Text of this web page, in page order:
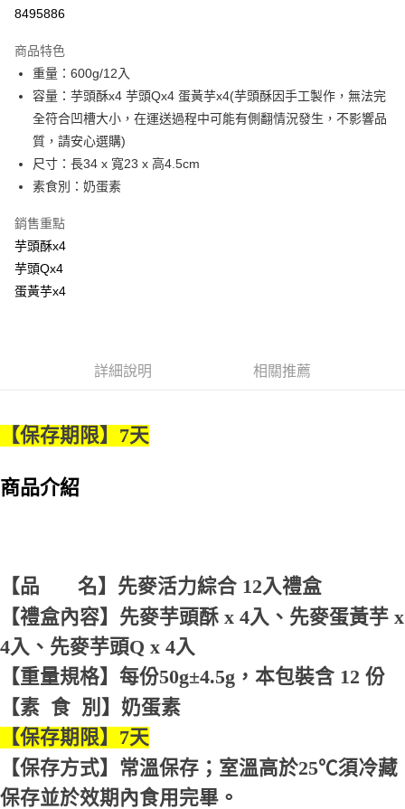
Google Pay
全盈+PAY
大哥付你分期
相關說明
【大哥付你分期使用說明】
1.本服務由台灣大哥大提供，台灣大哥大用戶可立即使用無須另外申請。
流程，驗證手機門號後，選擇欲分期的期數、繳款截止日，確認付款後即完
成交易。
3.實際核准額度、可分期數及費用金額請依後續交易確認頁面所載為準。
4.訂單成立30分鐘內，如未前往確認交易或遇審核未通過，訂單將自動取
消。如遇「轉專審核」未通過狀況，表示未達大哥付你分期系統評分，恕無
法說明評估內容。
2.透過簡訊連結打開帳單後，可選擇「超商條碼／台灣大直營門市／銀行轉
帳／街口支付／iPASS MONEY」等通路繳費。
1.本服務係由「台灣大哥大股份有限公司」（以下簡稱本公司）所提供，讓
用戶於交易時，得透過本服務購買商品或服務，並由商店將買賣／分期付款
2.基於同意付款使用「大哥付你分期」之契約關係目的，商店將以您的個人
資料（包含姓名、電話或地址）提供予台灣大哥大進項蒐集、處理及利用，
AFTEE先享後付
【關於「AFTEE先享後付」】
AFTEE先享後付是「在收到商品之後才付款」的支付方式。 讓您購物簡單
１．簡單：不需註冊會員、不需綁卡、不需儲值。
２．便利：只要手機號碼，簡訊認證，即可結帳。
結帳頁面，進行簡訊認證並確認金額後，即可完成結帳。
※ 請注意：結帳手續完成當下不需立刻繳費，但若您需要取消訂單，請聯絡
※ 交易是否成功請以「AFTEE先享後付 」之結帳頁面顯示為準，若有關於
是否繳費成功／繳費後需取消欲退款等相關疑問，請聯繫「AFTEE先享後付
易，需依本服務之必要範圍內提供個人資料，並將交易相關給付款項請求債
權轉讓予恩沛科技股份有限公司。
２．關於個人資料處理事宜，請瀏覽以下網址：
３．未成年的使用者請事先徵得法定代理人或監護人之同意方可使用
「AFTEE先享後付」，若未經同意申辦者引起之損失，本公司不負相關責
任。
４．使用「AFTEE先享後付」時，將依據個別帳號之用戶狀況，依本公司即
時審查核予不同之上限額度；若仍有額度不足之情形，本公司將視審查結果
請求用戶進行身份認證。
５．嚴禁一人註冊多個帳號或使用他人資訊註冊。若發現惡意使用之情形，
恩沛科技股份有限公司將有權停止該用戶之使用額度並採取法律行動。
ATM付款
運送方式
京站台北店客服中心(1F星巴克旁) 即日起不提供京站紙袋，取件時
8495886
商品特色
重量：600g/12入
容量：芋頭酥x4 芋頭Qx4 蛋黃芋x4(芋頭酥因手工製作，無法完
全符合凹槽大小，在運送過程中可能有側翻情況發生，不影響品
質，請安心選購)
尺寸：長34 x 寬23 x 高4.5cm
素食別：奶蛋素
銷售重點
芋頭酥x4
芋頭Qx4
蛋黃芋x4
詳細說明 相關推薦
【保存期限】7天
商品介紹
【品 名】先麥活力綜合 12入禮盒
【禮盒內容】先麥芋頭酥 x 4入、先麥蛋黃芋 x
4入、先麥芋頭Q x 4入
【重量規格】每份50g±4.5g，本包裝含 12 份
【素 食 別】奶蛋素
【保存期限】7天
【保存方式】常溫保存；室溫高於25℃須冷藏
保存並於效期內食用完畢。